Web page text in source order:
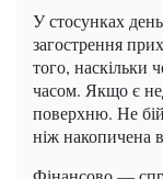
У стосунках
загострення
того, наскільки
часом. Якщо є
поверхню. Не
ніж накопичена